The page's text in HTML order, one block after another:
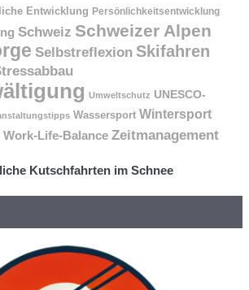
Entwicklung Persönlichkeitsentwicklung
Schweiz Schweizer Alpen
Selbstreflexion Skifahren
Umweltschutz UNESCO-
Wassersport Wintersport
Work-Life-Balance Zeitmanagement
Kutschfahrten im Schnee